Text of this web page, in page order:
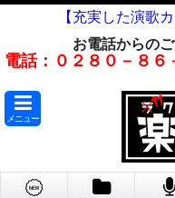
【充実した演歌
お電話からの
電話：０２８０－８
メニュー